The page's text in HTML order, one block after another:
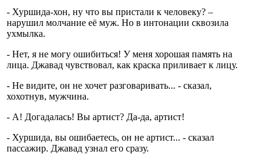
- Хуршида-хон, ну что вы пристали к человеку? –
нарушил молчание её муж. Но в интонации сквозила
ухмылка.
- Нет, я не могу ошибиться! У меня хорошая память на
лица. Джавад чувствовал, как краска приливает к лицу.
- Не видите, он не хочет разговаривать... - сказал,
хохотнув, мужчина.
- А! Догадалась! Вы артист? Да-да, артист!
- Хуршида, вы ошибаетесь, он не артист... - сказал
пассажир. Джавад узнал его сразу.